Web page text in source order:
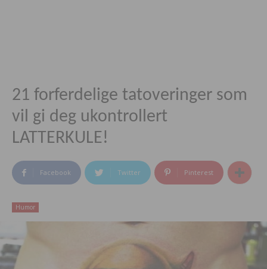
21 forferdelige tatoveringer som
vil gi deg ukontrollert
LATTERKULE!
Facebook Twitter Pinterest
Humor